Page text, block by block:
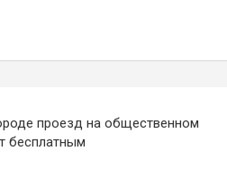
проезд на общественном
бесплатным